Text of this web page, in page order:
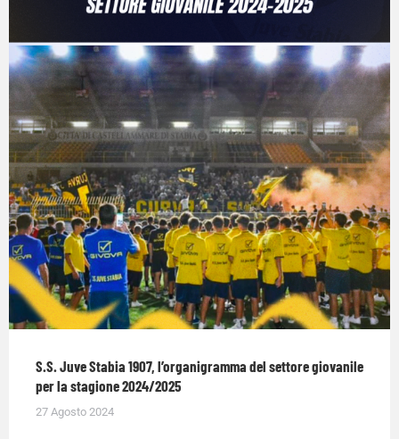
S.S. Juve Stabia 1907, l’organigramma del settore giovanile
per la stagione 2024/2025
27 Agosto 2024